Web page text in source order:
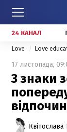
24 КАНАЛ
Love Love
17 листопада,
3 знаки
Квітослава